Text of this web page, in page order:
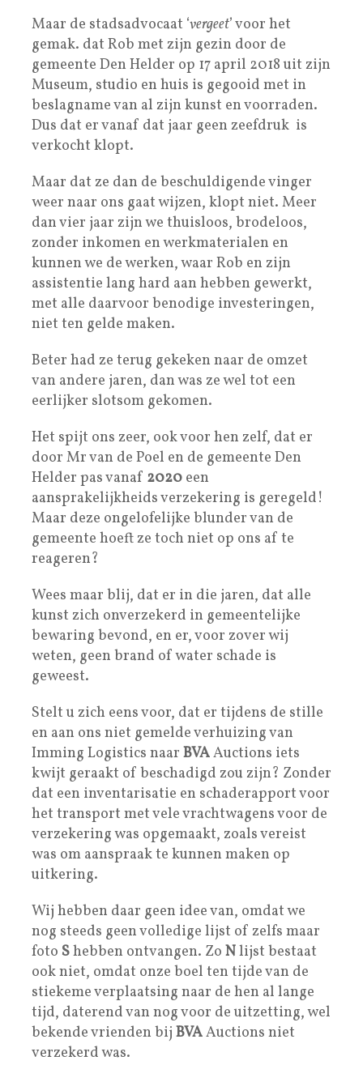
Maar de stadsadvocaat ‘vergeet’ voor het
gemak. dat Rob met zijn gezin door de
gemeente Den Helder op 17 april 2018 uit zijn
Museum, studio en huis is gegooid met in
beslagname van al zijn kunst en voorraden.
Dus dat er vanaf dat jaar geen zeefdruk is
verkocht klopt.
Maar dat ze dan de beschuldigende vinger
weer naar ons gaat wijzen, klopt niet. Meer
dan vier jaar zijn we thuisloos, brodeloos,
zonder inkomen en werkmaterialen en
kunnen we de werken, waar Rob en zijn
assistentie lang hard aan hebben gewerkt,
met alle daarvoor benodige investeringen,
niet ten gelde maken.
Beter had ze terug gekeken naar de omzet
van andere jaren, dan was ze wel tot een
eerlijker slotsom gekomen.
Het spijt ons zeer, ook voor hen zelf, dat er
door Mr van de Poel en de gemeente Den
Helder pas vanaf 2020 een
aansprakelijkheids verzekering is geregeld!
Maar deze ongelofelijke blunder van de
gemeente hoeft ze toch niet op ons af te
reageren?
Wees maar blij, dat er in die jaren, dat alle
kunst zich onverzekerd in gemeentelijke
bewaring bevond, en er, voor zover wij
weten, geen brand of water schade is
geweest.
Stelt u zich eens voor, dat er tijdens de stille
en aan ons niet gemelde verhuizing van
Imming Logistics naar BVAAuctions iets
kwijt geraakt of beschadigd zou zijn? Zonder
dat een inventarisatie en schaderapport voor
het transport met vele vrachtwagens voor de
verzekering was opgemaakt, zoals vereist
was om aanspraak te kunnen maken op
uitkering.
Wij hebben daar geen idee van, omdat we
nog steeds geen volledige lijst of zelfs maar
foto Shebben ontvangen. Zo Nlijst bestaat
ook niet, omdat onze boel ten tijde van de
stiekeme verplaatsing naar de hen al lange
tijd, daterend van nog voor de uitzetting, wel
bekende vrienden bij BVAAuctions niet
verzekerd was.